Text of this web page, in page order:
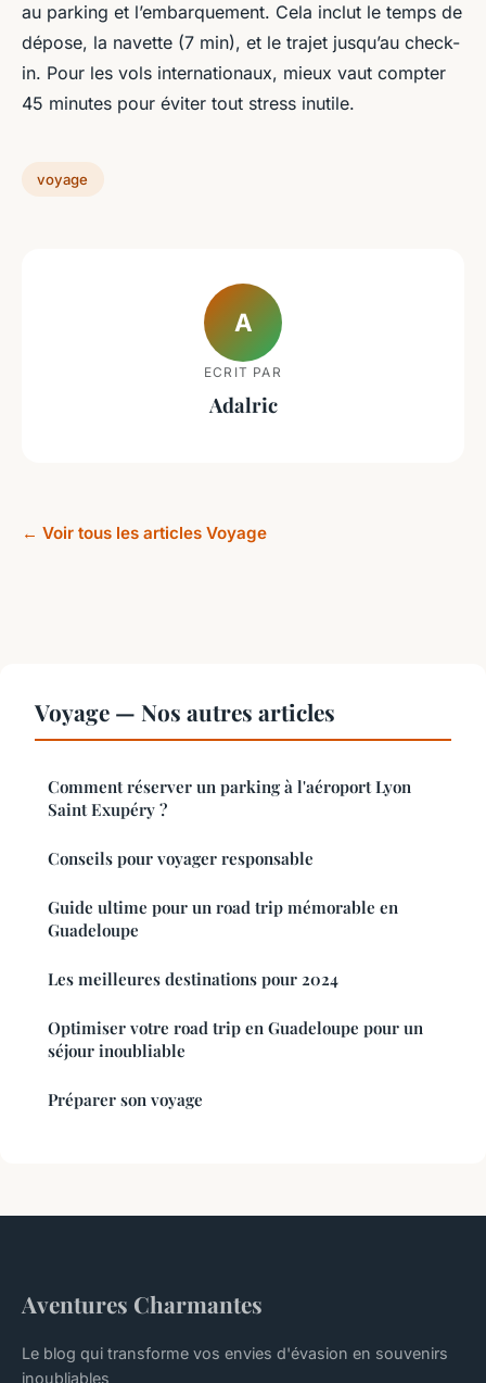
au parking et l’embarquement. Cela inclut le temps de
dépose, la navette (7 min), et le trajet jusqu’au check-
in. Pour les vols internationaux, mieux vaut compter
45 minutes pour éviter tout stress inutile.
voyage
A
ECRIT PAR
Adalric
← Voir tous les articles Voyage
Voyage — Nos autres articles
Comment réserver un parking à l'aéroport Lyon
Saint Exupéry ?
Conseils pour voyager responsable
Guide ultime pour un road trip mémorable en
Guadeloupe
Les meilleures destinations pour 2024
Optimiser votre road trip en Guadeloupe pour un
séjour inoubliable
Préparer son voyage
Aventures Charmantes
Le blog qui transforme vos envies d'évasion en souvenirs
inoubliables